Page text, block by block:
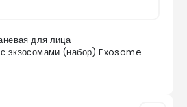
для лица
экзосомами (набор) Exosome